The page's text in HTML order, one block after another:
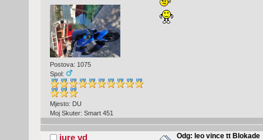
Postova: 1075
Spol:
Mjesto: DU
Moj Skuter: Smart 451
jure vd Odg: leo vince tt Blokade